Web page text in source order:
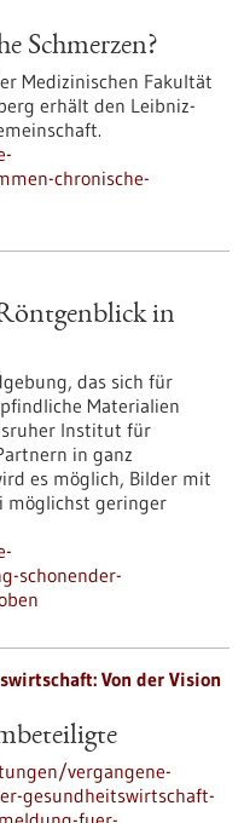
Schmerzen?
Medizinischen Fakultät
erhält den Leibniz-
chronische-
in
das sich für
Materialien
Institut für
in ganz
es möglich, Bilder mit
möglichst geringer
schonender-
Von der Vision
vergangene-
gesundheitswirtschaft-